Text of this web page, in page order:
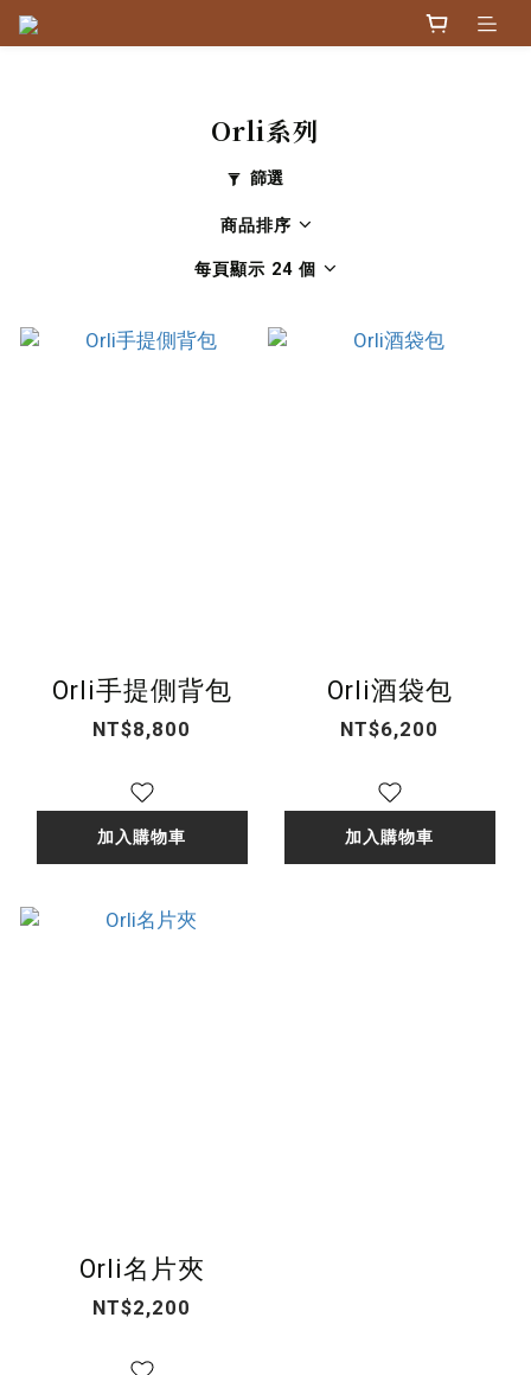
Orli系列
篩選
商品排序
每頁顯示 24 個
Orli手提側背包
NT$8,800
加入購物車
Orli酒袋包
NT$6,200
加入購物車
Orli名片夾
NT$2,200